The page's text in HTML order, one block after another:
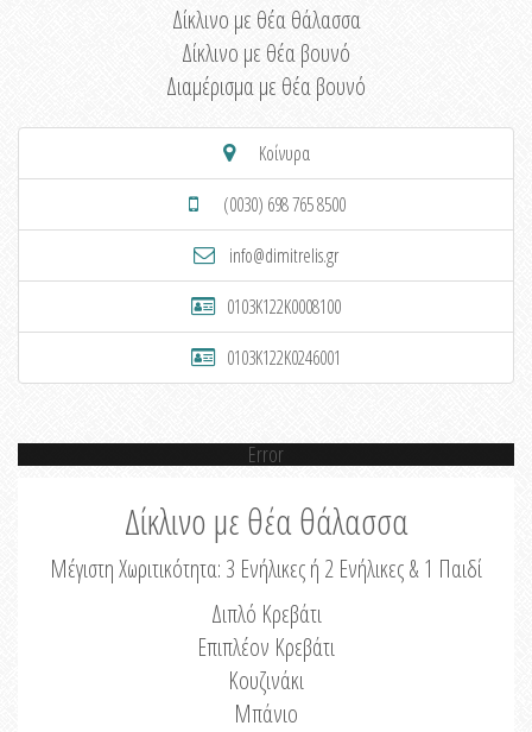
Δίκλινο με θέα θάλασσα
Δίκλινο με θέα βουνό
Διαμέρισμα με θέα βουνό
Κοίνυρα
(0030) 698 765 8500
info@dimitrelis.gr
0103K122K0008100
0103K122K0246001
Error
Δίκλινο με θέα θάλασσα
Μέγιστη Χωριτικότητα: 3 Ενήλικες ή 2 Ενήλικες & 1 Παιδί
Διπλό Κρεβάτι
Επιπλέον Κρεβάτι
Κουζινάκι
Μπάνιο